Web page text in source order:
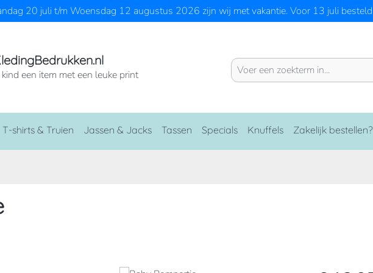
20 juli t/m Woensdag 12 augustus 2026 zijn wij met vakantie. Voor 13 juli
een item met een leuke print
T-shirts & Truien Jassen & Jacks Tassen Specials Knuffels Zakelijk bestellen?